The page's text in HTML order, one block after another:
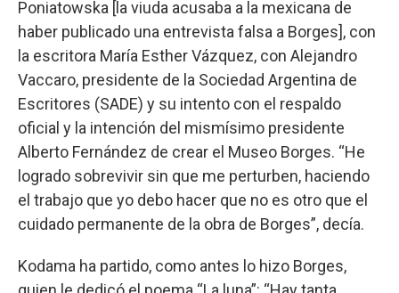
Poniatowska [la viuda acusaba a la mexicana de
haber publicado una entrevista falsa a Borges], con
la escritora María Esther Vázquez, con Alejandro
Vaccaro, presidente de la Sociedad Argentina de
Escritores (SADE) y su intento con el respaldo
oficial y la intención del mismísimo presidente
Alberto Fernández de crear el Museo Borges. “He
logrado sobrevivir sin que me perturben, haciendo
el trabajo que yo debo hacer que no es otro que el
cuidado permanente de la obra de Borges”, decía.
Kodama ha partido, como antes lo hizo Borges,